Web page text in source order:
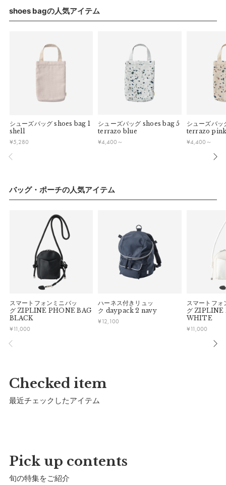
【素材】MARLMARLオリジナルの、軽くて丈夫な中綿キルテ
【おすすめ】お気に入りの色や柄を選ぶ時間は、子どもの気持
ちを準備する時間にも繋がります。買いまわりせずにまとめて
購入できるお買い物体験は、ペアレンツの準備の負担の軽減に
縦：26cm
マチ幅：
6cm
靴の推奨サイズ：
※靴の個体差がございますので、実寸を参考にしてく
ださい。
縦：
※靴の個体差がございますので、実寸を参考にしてく
ださい。
表生地：ポリエステル82%、綿18%
休業中にいただいたお問い合わせやご注文につきましては、翌
営業日より順次対応させていただきます。
※ 夏季休業のご案内
午前9時までのご注文は、【営業日から当日】の発送となりま
■ ご注意
・土日祝日および当社長期休業日（年末年始・ゴールデンウィ
・ご注文内容に確認すべき内容がある場合については発送日が
遅れる可能性があるため、あらかじめご了承ください。
ります。
早急に対応させていただきます。交換の際の往復の手数料は、
弊社で負担いたします。
・初期不良、商品間違いなどによる返品の場合でも、長期経過
している場合お断りさせていただきます。
きかねますのでご了承お願いします。
・ご不明点などございましたらお気軽にお問い合わせくださ
shoes bagの人気アイテム
シューズバッグ shoes bag 1
shell
¥5,280
シューズバッグ shoes bag 5
terrazo blue
¥4,400～
シューズバッ
terrazo
¥4,400～
バッグ・ポーチの人気アイテム
スマートフォンミニバッ
グ ZIPLINE PHONE BAG
BLACK
¥11,000
ハーネス付きリュッ
ク daypack 2 navy
¥12,100
スマートフォ
グ ZIPLINE
WHITE
¥11,000
Checked item
最近チェックしたアイテム
Pick up contents
旬の特集をご紹介